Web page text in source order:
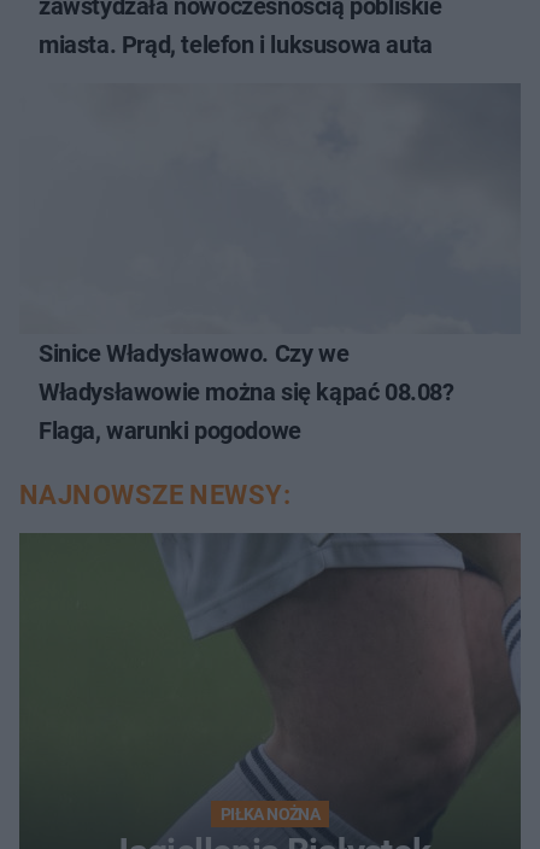
zawstydzała nowoczesnością pobliskie
miasta. Prąd, telefon i luksusowa auta
Sinice Władysławowo. Czy we
Władysławowie można się kąpać 08.08?
Flaga, warunki pogodowe
NAJNOWSZE NEWSY:
PIŁKA NOŻNA